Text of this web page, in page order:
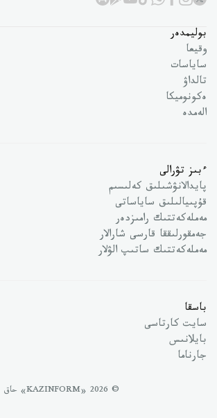
بوليمدەر
وقيعا
ساياسات
تالداۋ
ەكونوميكا
الەمدە
ءبىز تۋرالى
پايدالانۋشىلىق كەلىسىم
قۇپىيالىلىق ساياساتى
مەملەكەتتىك رامىزدەر
جەمقورلىققا قارسى شارالار
مەملەكەتتىك ساتىپ الۋلار
باسقا
سايت كارتاسى
بايلانىس
جارناما
© 2026 «KAZINFORM» حاق